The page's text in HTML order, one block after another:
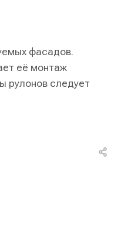
фасадов.
её монтаж
рулонов следует